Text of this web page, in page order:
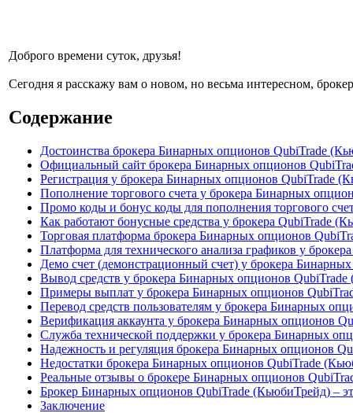
Доброго времени суток, друзья!
Сегодня я расскажу вам о новом, но весьма интересном,
Содержание
Достоинства брокера Бинарных опционов QubiTrade
Официальный сайт брокера Бинарных опционов
Регистрация у брокера Бинарных опционов QubiTrade
Пополнение торгового счета у брокера Бинарных
Промо коды и бонус коды для пополнения торгового
Как работают бонусные средства у брокера QubiTrade
Торговая платформа брокера Бинарных опционов
Платформа для технического анализа графиков у
Демо счет (демонстрационный счет) у брокера
Вывод средств у брокера Бинарных опционов
Примеры выплат у брокера Бинарных опционов
Перевод средств пользователям у брокера Бинарных
Верификация аккаунта у брокера Бинарных опционов
Служба технической поддержки у брокера Бинарных
Надежность и регуляция брокера Бинарных опционов
Недостатки брокера Бинарных опционов QubiTrade
Реальные отзывы о брокере Бинарных опционов
Брокер Бинарных опционов QubiTrade (КьюбиТрейд) –
Заключение